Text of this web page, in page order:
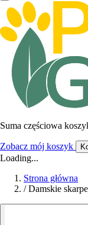
Suma częściowa
Zobacz mój koszyk
Loading...
Strona główna
/ Damskie